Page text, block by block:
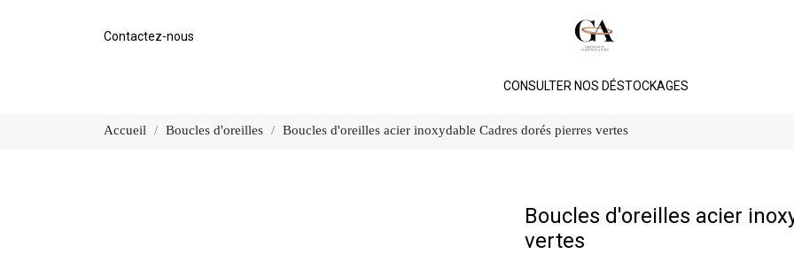
Contactez-nous
CONSULTER NOS DÉSTOCKAGES
Accueil Boucles d'oreilles Boucles d'oreilles acier inoxydable Cadres dorés pierres vertes
Boucles d'oreilles acier
vertes